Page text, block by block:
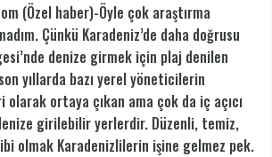
(Özel haber)-Öyle çok araştırma
Çünkü Karadeniz’de daha doğrusu
denize girmek için plaj denilen
yıllarda bazı yerel yöneticilerin
olarak ortaya çıkan ama çok da iç açıcı
girilebilir yerlerdir. Düzenli, temiz,
olmak Karadenizlilerin işine gelmez pek.